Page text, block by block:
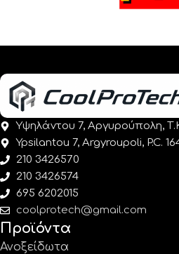
Υψηλάντου 7, Αργυρούπολη,
Ypsilantou 7, Argyroupoli, P.C.
210 3426570
210 3426574
695 6202015
coolprotech@gmail.com
Προϊόντα
Ανοξείδωτα